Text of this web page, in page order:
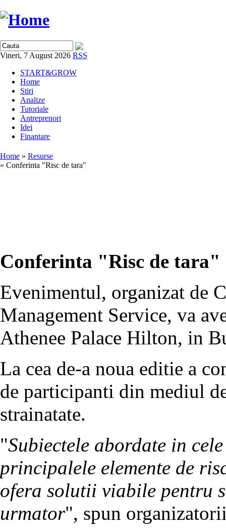
Vineri, 7 August 2026 RSS
START&GROW
Home
Stiri
Analize
Tutoriale
Antreprenori
Idei
Finantare
Home » Resurse
» Conferinta "Risc de tara"
Conferinta "Risc de tara"
Evenimentul, organizat de
Management Service, va
Athenee Palace Hilton, in
La cea de-a noua editie a
de participanti din mediul
strainatate.
"Subiectele abordate in
principalele elemente de
ofera solutii viabile pentru
urmator", spun